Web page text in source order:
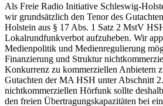
Als Freie Radio Initiative Schleswig-
wir grundsätzlich den Tenor des
Holstein aus § 17 Abs. 1 Satz 2 MstV
Lokalrundfunkverbot aufzuheben. Wir
Medienpolitik und Medienregulierung
Finanzierung und Struktur
Konkurrenz zu kommerziellen Anbietern
Gutachten der MA HSH unter Abschnitt
nichtkommerziellen Hörfunk sollte
den freien Übertragungskapazitäten bei